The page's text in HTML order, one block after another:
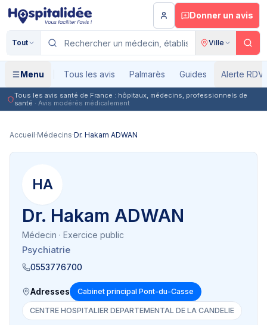
Aller au contenu principal
Donner un avis
Tout Ville
Menu Tous les avis Palmarès Guides Alerte RDV
Tous les avis santé de France : hôpitaux, médecins, professionnels de
santé · Avis modérés médicalement
Accueil·Médecins·Dr. Hakam ADWAN
HA
Dr. Hakam ADWAN
Médecin · Exercice public
Psychiatrie
0553776700
Adresses Cabinet principal Pont-du-Casse
CENTRE HOSPITALIER DEPARTEMENTAL DE LA CANDELIE